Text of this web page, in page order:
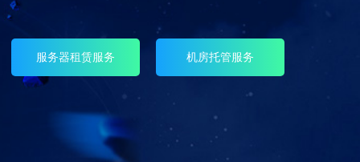
服务器租赁服务 机房托管服务